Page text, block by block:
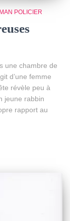
POLICIER
une chambre de
d’une femme
révèle peu à
jeune rabbin
rapport au